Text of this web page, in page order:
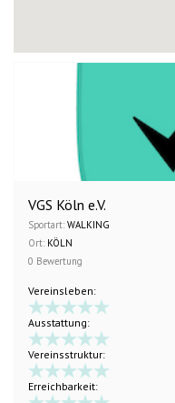
VGS Köln e.V.
Sportart: WALKING
Ort: KÖLN
0 Bewertung
Vereinsleben:
Ausstattung:
Vereinsstruktur:
Erreichbarkeit: